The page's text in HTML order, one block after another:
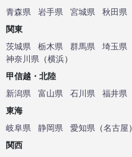
青森県
岩手県 宮城県 秋田県
関東
茨城県
栃木県 群馬県 埼玉県
神奈川県 （横浜）
甲信越・北陸
新潟県
富山県 石川県 福井県
東海
岐阜県
静岡県 愛知県 （名古屋）
関西